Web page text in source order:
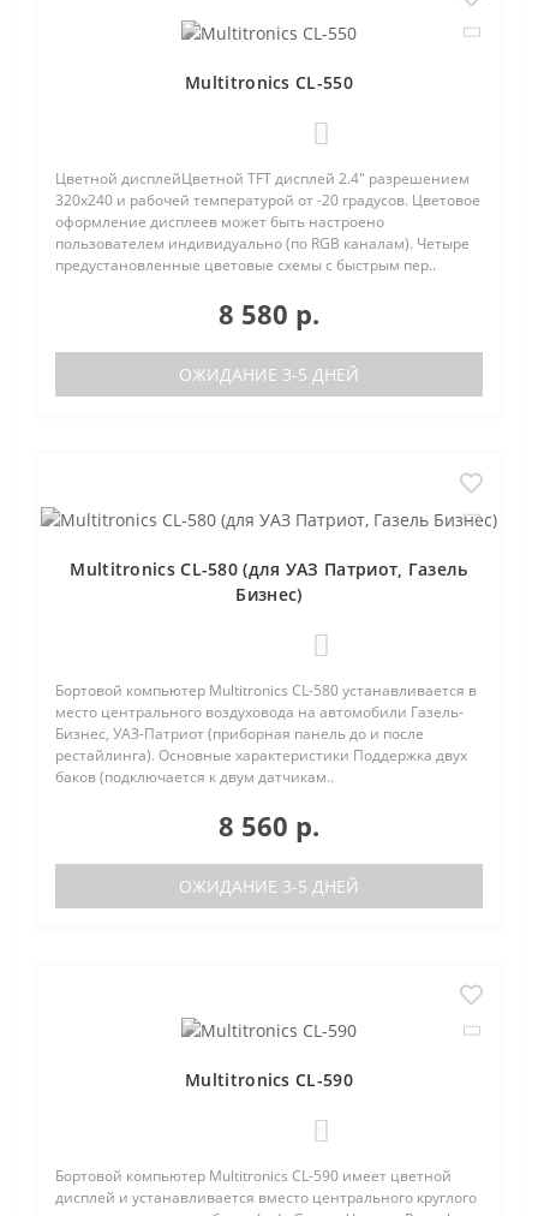
Multitronics CL-550
Цветной дисплейЦветной TFT дисплей 2.4" разрешением
320х240 и рабочей температурой от -20 градусов. Цветовое
оформление дисплеев может быть настроено
пользователем индивидуально (по RGB каналам). Четыре
предустановленные цветовые схемы с быстрым пер..
8 580 р.
ОЖИДАНИЕ 3-5 ДНЕЙ
Multitronics CL-580 (для УАЗ Патриот, Газель
Бизнес)
Бортовой компьютер Multitronics CL-580 устанавливается в
место центрального воздуховода на автомобили Газель-
Бизнес, УАЗ-Патриот (приборная панель до и после
рестайлинга). Основные характеристики Поддержка двух
баков (подключается к двум датчикам..
8 560 р.
ОЖИДАНИЕ 3-5 ДНЕЙ
Multitronics CL-590
Бортовой компьютер Multitronics CL-590 имеет цветной
дисплей и устанавливается вместо центрального круглого